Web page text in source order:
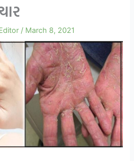
/ March 8, 2021